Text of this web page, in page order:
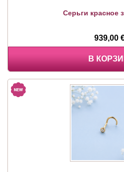
Серьги красное
939,00
В